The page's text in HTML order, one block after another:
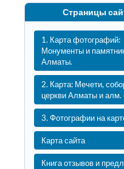
Страницы
1. Карта фотографий:
Монументы и
Алматы.
2. Карта: Мечети,
церкви Алматы и алм.
3. Фотографии на
Карта сайта
Книга отзывов и